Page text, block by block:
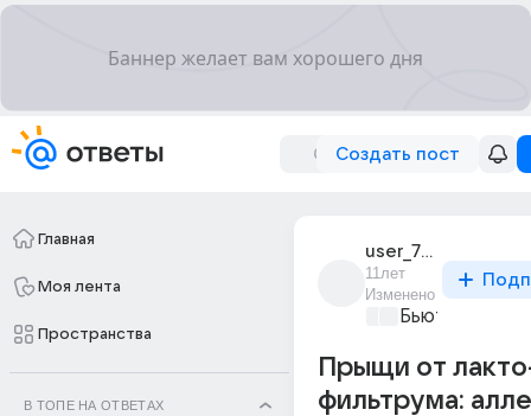
Создать пост
Главная
Моя лента
Пространства
В ТОПЕ НА ОТВЕТАХ
user_71405786
11лет
Изменено
Бьютилэнд
Прыщи от
фильтрума: